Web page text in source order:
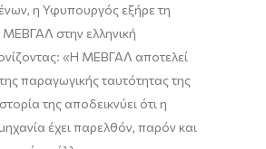
η Υφυπουργός εξήρε τη
στην ελληνική
«Η ΜΕΒΓΑΛ αποτελεί
παραγωγικής ταυτότητας της
της αποδεικνύει ότι η
έχει παρελθόν, παρόν και